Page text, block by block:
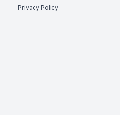
Privacy Policy